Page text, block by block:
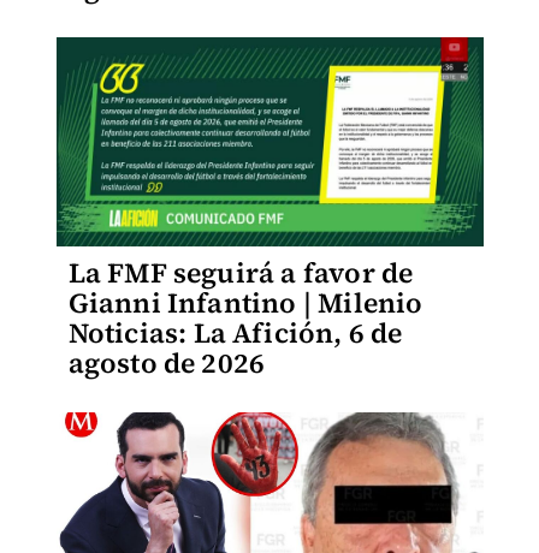
La FMF seguirá a favor de
Gianni Infantino | Milenio
Noticias: La Afición, 6 de
agosto de 2026